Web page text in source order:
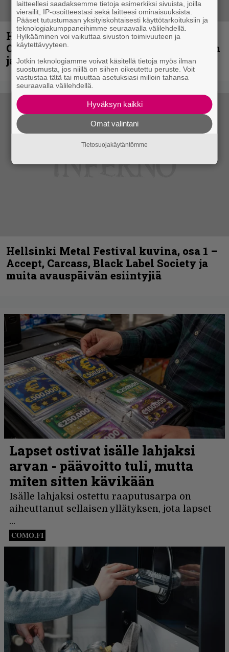
Hellsinki Metal Festival kuvina, osa 2:
Opeth, Misþyrming, Eluveitie, Triptykon
ja muita lauantain esiintyjiä
Hellsinki Metal Festival kuvina, osa 1 –
Accept, Carcass, Black Label Society ja
muita avauspäivän esiintyjiä
laitteellesi saadaksemme tietoja esimerkiksi sivuista, joilla
vierailit, IP-osoitteestasi sekä laitteesi ominaisuuksista.
Pääset tutustumaan yksityiskohtaisesti käyttötarkoituksiin ja
teknologiakumppaneihimme seuraavalla välilehdellä.
Hylkääminen voi vaikuttaa sivuston toimivuuteen ja
käytettävyyteen.
Jotkin teknologiamme voivat käsitellä tietoja myös ilman
suostumusta, jos niillä on siihen oikeutettu peruste. Voit
vastustaa tätä tai muuttaa asetuksiasi milloin tahansa
seuraavalla välilehdellä.
Hyväksyn kaikki
Omat valintani
Tietosuojakäytäntömme